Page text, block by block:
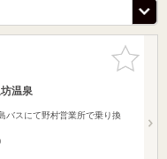
お気に入
りに追加
温泉
バスにて野村営業所で乗り換